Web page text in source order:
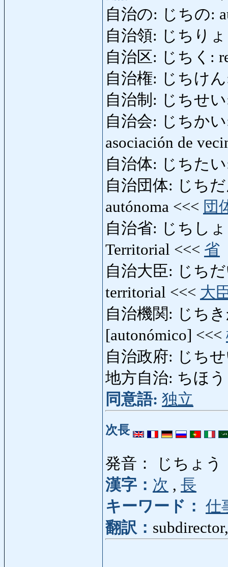
自治の: じちの:
自治領: じちり
自治区: じちく:
自治権: じちけん
自治制: じちせ
自治会: じちかい
asociación de
自治体: じちた
自治団体: じち
autónoma <<< 団
自治省: じちし
Territorial <<< 省
自治大臣: じち
territorial <<< 大
自治機関: じちき
[autonómico] <<<
自治政府: じち
地方自治: ちほ
同意語: 独立
次長
発音： じちょう
漢字： 次 , 長
キーワード： 仕
翻訳：